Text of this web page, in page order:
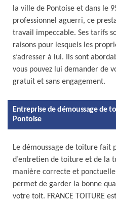
la ville de Pontoise et dans le
professionnel aguerri, ce
travail impeccable. Ses tarifs
raisons pour lesquels les
s’adresser à lui. Ils sont
vous pouvez lui demander de
gratuit et sans engagement.
Entreprise de démoussage de
Pontoise
Le démoussage de toiture fait
d’entretien de toiture et de la
manière correcte et
permet de garder la bonne
votre toit. FRANCE TOITURE